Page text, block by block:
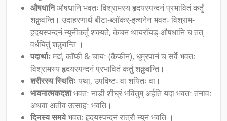
औषधानिऔषधानि भवतः विश्रामस्य हृदयस्पन्दनं प्रभावितं कर्तुं
शक्नुवन्ति। उदाहरणार्थं बीटा-ब्लॉकर्-इत्यनेन भवतः विश्राम-
हृदयस्पन्दनं न्यूनीकर्तुं शक्यते, केचन थायरॉयड्-औषधानि च तत्
वर्धयितुं शक्नुवन्ति ।
पदार्थाः मद्यं, कॉफी & चायः (कैफीन), धूम्रपानं च सर्वे भवतः
विश्रामस्य हृदयस्पन्दनं प्रभावितं कर्तुं शक्नुवन्ति।
शरीरस्य स्थितिः यथा, उपविष्टः वा शयितः वा।
भावनात्मकदशाभवतः नाडी शीघ्रं भवितुम् अर्हति यदा भवतः तनावः
अथवा अतीव उत्साहः भवति।
दिनस्य समयेभवतः हृदयस्पन्दनं रात्रौ न्यूनं भवति ।